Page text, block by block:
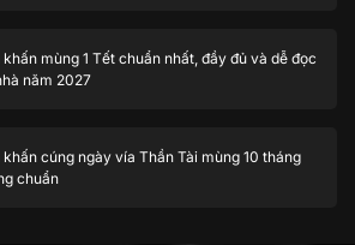
khấn mùng 1 Tết chuẩn nhất, đầy đủ và dễ đọc
năm 2027
khấn cúng ngày vía Thần Tài mùng 10 tháng
chuẩn